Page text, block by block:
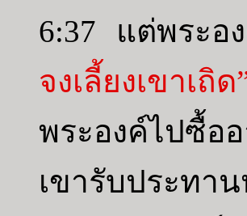
6:37 แต่พระอ
จงเลี้ยงเขาเถิด
พระองค์ไปซื้อ
เขารับประทาน